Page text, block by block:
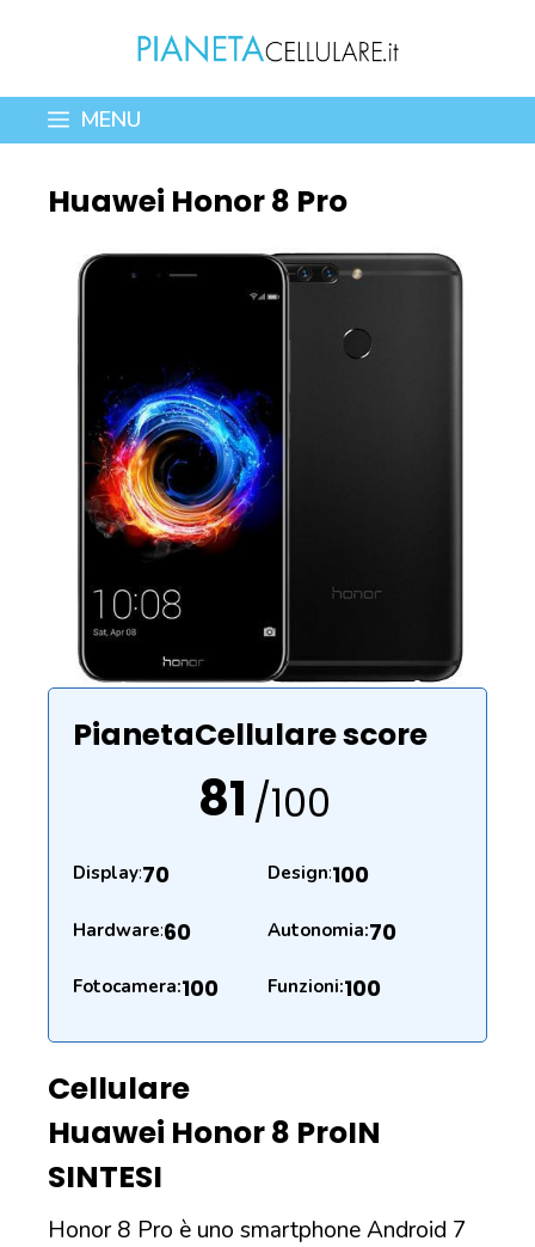
contenuto
MENU
Huawei Honor 8 Pro
PianetaCellulare score
81 /100
Display:70 Design:100
Hardware:60 Autonomia:70
Fotocamera:100 Funzioni:100
Cellulare
Huawei Honor 8 ProIN
SINTESI
Honor 8 Pro è uno smartphone Android 7